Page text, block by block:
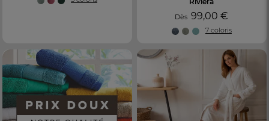
Dès99,00 €
7 coloris